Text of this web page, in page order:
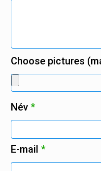
Choose pictures
Név *
E-mail *